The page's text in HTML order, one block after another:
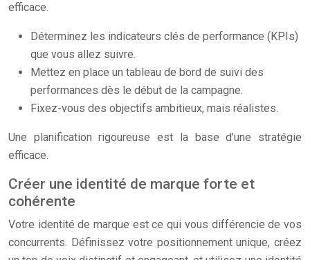
efficace.
Déterminez les indicateurs clés de performance (KPIs)
que vous allez suivre.
Mettez en place un tableau de bord de suivi des
performances dès le début de la campagne.
Fixez-vous des objectifs ambitieux, mais réalistes.
Une planification rigoureuse est la base d’une stratégie
efficace.
Créer une identité de marque forte et
cohérente
Votre identité de marque est ce qui vous différencie de vos
concurrents. Définissez votre positionnement unique, créez